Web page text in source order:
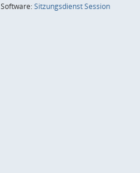
Software:SitzungsdienstSession(Wird in